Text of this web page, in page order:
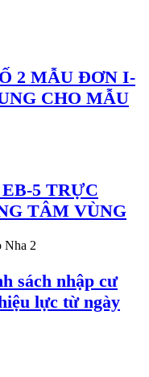
2 MẪU ĐƠN I-
CHO MẪU
5 TRỰC
TÂM VÙNG
sách nhập cư
lực từ ngày